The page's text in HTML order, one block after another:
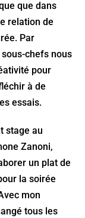
que dans
relation de
Par
sous-chefs nous
pour
à de
essais.
stage au
Zanoni,
un plat de
la soirée
mon
tous les